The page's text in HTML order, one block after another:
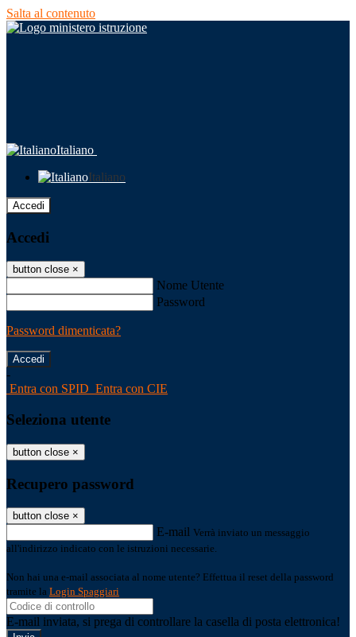
Salta al contenuto
Italiano
Italiano
Accedi
Accedi
button close ×
Nome Utente
Password
Password dimenticata?
-
Entra con SPID Entra con CIE
Seleziona utente
button close ×
Recupero password
button close ×
E-mail Verrà inviato un messaggio
all'indirizzo indicato con le istruzioni necessarie.
Non hai una e-mail associata al nome utente? Effettua il reset della password
tramite la Login Spaggiari
E-mail inviata, si prega di controllare la casella di posta elettronica!